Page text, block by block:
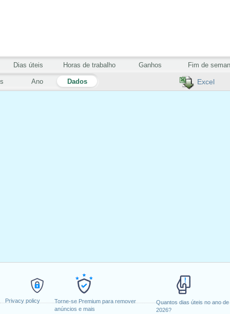
Privacy policy
Torne-se Premium para remover
anúncios e mais
Quantos dias úteis no ano de
2026?
Excel
Ano Dados
Dias úteis Horas de trabalho Ganhos Fim de